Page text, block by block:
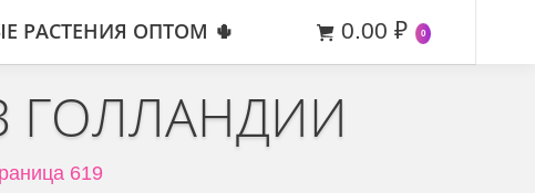
РАСТЕНИЯ ОПТОМ 🌵 0.00 ₽ 0
ГОЛЛАНДИИ
619